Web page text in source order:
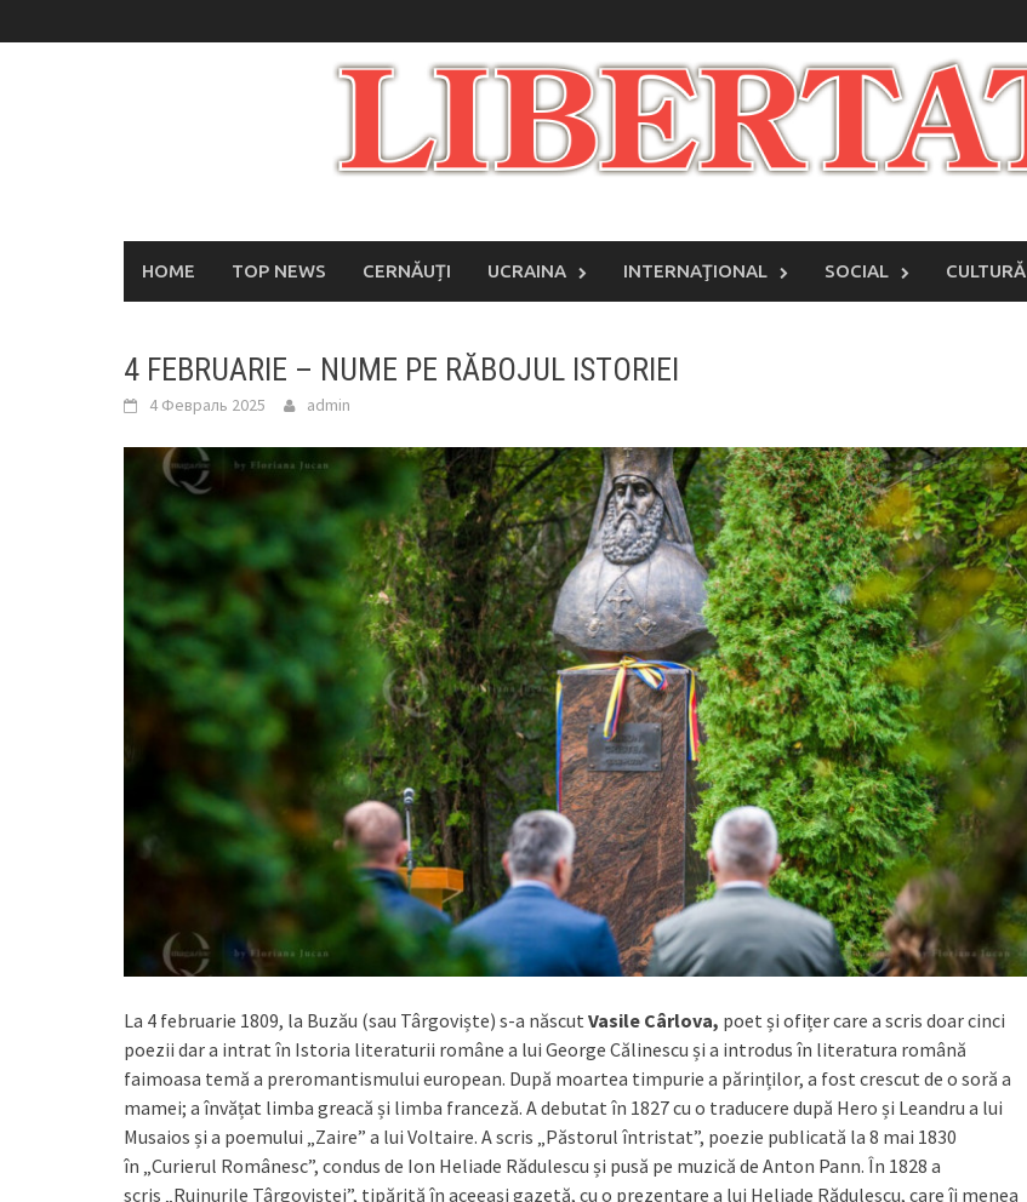
to
HOME TOP NEWS CERNĂUȚI UCRAINA INTERNAŢIONAL SOCIAL CULTURĂ
4 FEBRUARIE – NUME PE RĂBOJUL ISTORIEI
4 Февраль 2025 admin
La 4 februarie 1809, la Buzău (sau Târgoviște) s-a născut Vasile Cârlova, poet și ofițer care a scris doar cinci
poezii dar a intrat în Istoria literaturii române a lui George Călinescu și a introdus în literatura română
faimoasa temă a preromantismului european. După moartea timpurie a părinților, a fost crescut de o soră a
mamei; a învățat limba greacă și limba franceză. A debutat în 1827 cu o traducere după Hero și Leandru a lui
Musaios și a poemului „Zaire” a lui Voltaire. A scris „Păstorul întristat”, poezie publicată la 8 mai 1830
în „Curierul Românesc”, condus de Ion Heliade Rădulescu și pusă pe muzică de Anton Pann. În 1828 a
scris „Ruinurile Târgoviștei”, tipărită în aceeași gazetă, cu o prezentare a lui Heliade Rădulescu, care îi menea